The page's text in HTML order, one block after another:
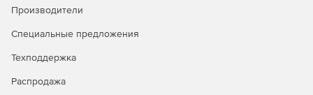
Мини-приложения jQuery UI. Больше не нужно тратить
Достаточно перетащить в проект нужные мини-
для отображения сворачивающихся панелей
Производители
Специальные предложения
Техподдержка
Распродажа